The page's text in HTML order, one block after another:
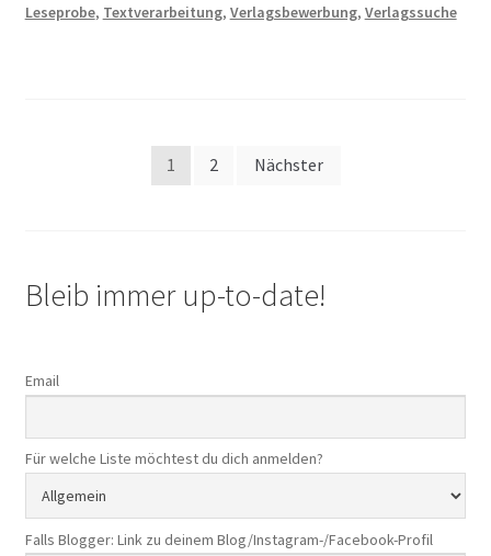
Leseprobe, Textverarbeitung, Verlagsbewerbung, Verlagssuche
Seitennummerierung
1 2 Nächster
Bleib immer up-to-date!
Email
Für welche Liste möchtest du dich anmelden?
Falls Blogger: Link zu deinem Blog/Instagram-/Facebook-Profil